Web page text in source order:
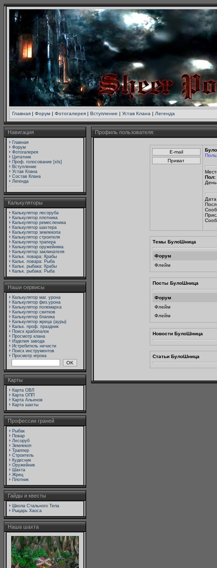
Главная | Форум | Фотогалерея | Вступление | Устав Клана | Легенда
Навигация
Главная
Форум
Фотогалерея
Цитатник
Проф. голосование [xls]
Вступление
Устав Клана
Состав Клана
Легенда
Калькуляторы
Калькулятор лесоруба
Калькулятор плотника
Калькулятор ремесленика
Калькулятор шахтера
Калькулятор землекопа
Калькулятор строителя
Калькулятор трапера
Калькулятор оружейника
Калькулятор заклинателя
Кальк. повара: Крабы
Кальк. повара: Рыба
Кальк. рыбака: Крабы
Кальк. рыбака: Рыба
Наши сервисы
Калькулятор маг. урона
Калькулятор физ.урона
Калькулятор полемарха
Калькулятор свитков
Калькулятор благика
Калькулятор жреца (ауры)
Кальк. проф. праздник
Поиск крабопалок
Просмотр клана
Изделия завода
Истребитель нечисти
Поиск инструментов
Просмотр игрока
Карты
Карта ОВЛ
Карта ОПП
Карта Альенов
Карта шахты
Профессии граней
Рыбак
Повар
Лесоруб
Землекоп
Траппер
Строитель
Кудесник
Оружейник
Шахта
Жрец
Плотник
Гайды и квесты
Школа Стального Тела
Рыцарь Хаоса
Наша шахта
Профиль пользователя:
Пол:
Темы БулоШница
Форум
Флейм
Посты БулоШница
Форум
Флейм
Флейм
Новости БулоШница
Статьи БулоШница